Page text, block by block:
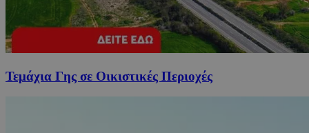
Τεμάχια Γης σε Οικιστικές Περιοχές